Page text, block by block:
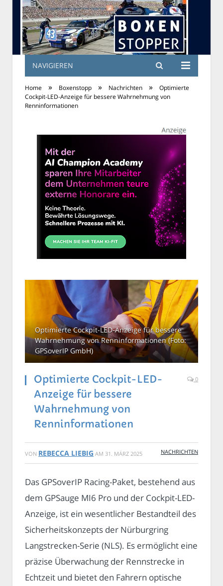
NAVIGIEREN
Home » Boxenstopp » Nachrichten »
Optimierte
Cockpit-LED-Anzeige für bessere Wahrnehmung von
Renninformationen
Optimierte Cockpit-LED-Anzeige für bessere
Wahrnehmung von Renninformationen (Foto:
GPSoverIP GmbH)
Optimierte Cockpit-LED-
Anzeige für bessere
Wahrnehmung von
Renninformationen
0
VON REBECCA LIEBIG AM 31. MÄRZ 2025 NACHRICHTEN
Das GPSoverIP Racing-Paket, bestehend aus
dem GPSauge MI6 Pro und der Cockpit-LED-
Anzeige, ist ein wesentlicher Bestandteil des
Sicherheitskonzepts der Nürburgring
Langstrecken-Serie (NLS). Es ermöglicht eine
präzise Überwachung der Rennstrecke in
Echtzeit und bietet den Fahrern optische